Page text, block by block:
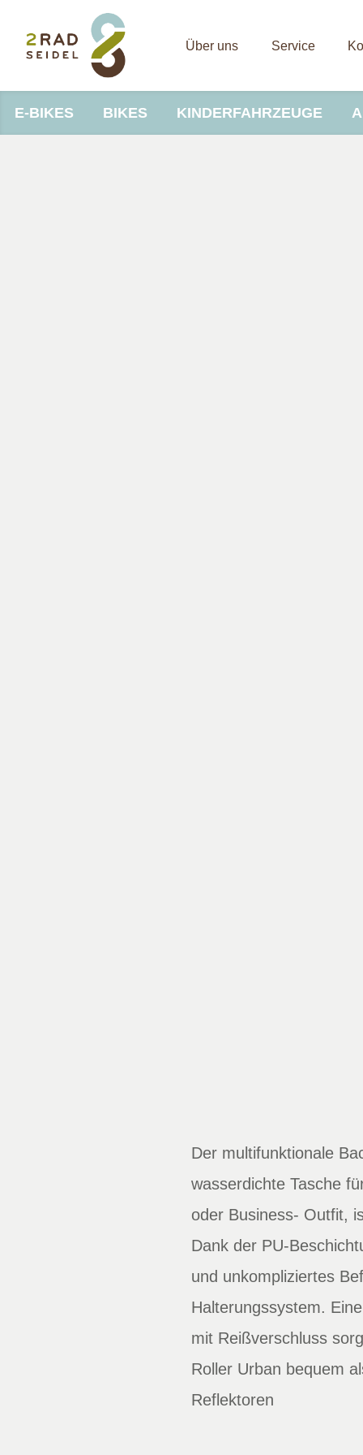
Über uns Service
E-BIKES BIKES KINDERFAHRZEUGE
Der multifunktionale
wasserdichte Tasche
oder Business- Outfit,
Dank der PU-
und unkompliziertes
Halterungssystem.
mit Reißverschluss
Roller Urban bequem
Reflektoren